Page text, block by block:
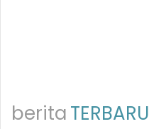
beritaTERBARU